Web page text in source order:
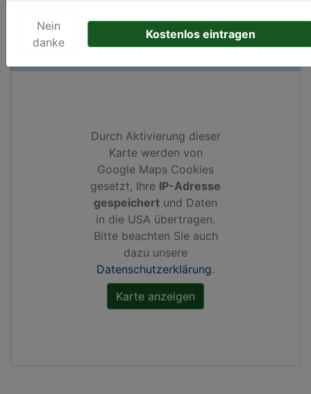
Durch Aktivierung dieser
Karte werden von
Google Maps Cookies
gesetzt, Ihre IP-Adresse
gespeichert und Daten
in die USA übertragen.
Bitte beachten Sie auch
dazu unsere
Datenschutzerklärung.
Nein
danke
Kostenlos eintragen